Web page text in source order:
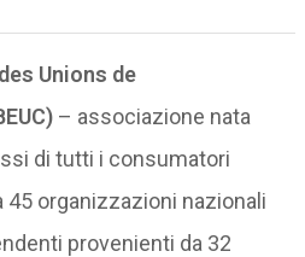
Unions de
– associazione nata
di tutti i consumatori
organizzazioni nazionali
provenienti da 32